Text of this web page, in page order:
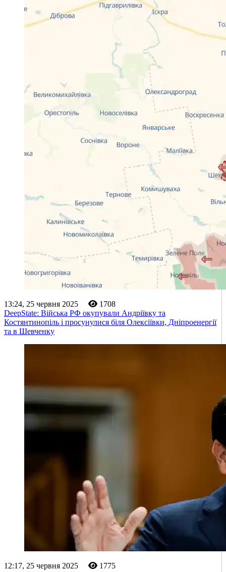
13:24, 25 червня 2025
1708
DeepState: Війська РФ окупували Андріївку та
Костянтинопіль і просунулися біля Олексіївки, Дніпроенергії
та в Шевченку
12:17, 25 червня 2025
1775